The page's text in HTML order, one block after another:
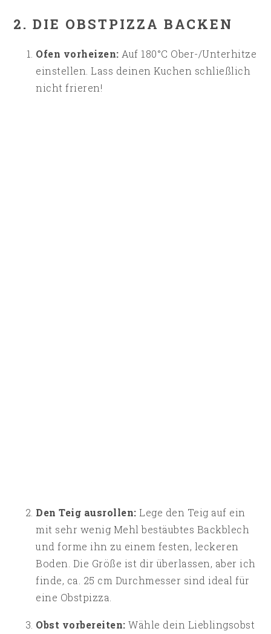
2. DIE OBSTPIZZA BACKEN
Ofen vorheizen: Auf 180°C Ober-/Unterhitze
einstellen. Lass deinen Kuchen schließlich
nicht frieren!
Den Teig ausrollen: Lege den Teig auf ein
mit sehr wenig Mehl bestäubtes Backblech
und forme ihn zu einem festen, leckeren
Boden. Die Größe ist dir überlassen, aber ich
finde, ca. 25 cm Durchmesser sind ideal für
eine Obstpizza.
Obst vorbereiten: Wähle dein Lieblingsobst